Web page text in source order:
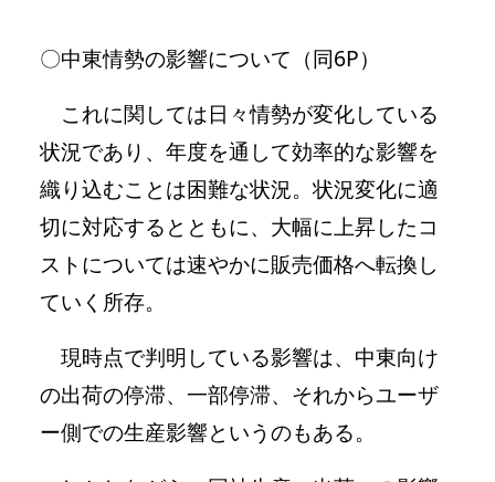
〇中東情勢の影響について（同6P）
これに関しては日々情勢が変化している
状況であり、年度を通して効率的な影響を
織り込むことは困難な状況。状況変化に適
切に対応するとともに、大幅に上昇したコ
ストについては速やかに販売価格へ転換し
ていく所存。
現時点で判明している影響は、中東向け
の出荷の停滞、一部停滞、それからユーザ
ー側での生産影響というのもある。